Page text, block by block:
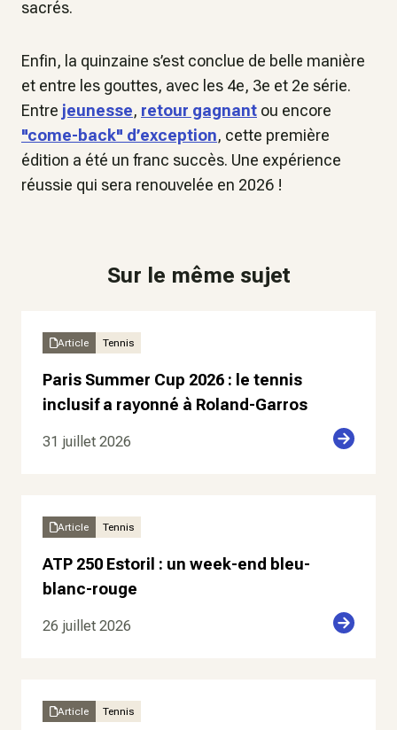
sacrés.
Enfin, la quinzaine s’est conclue de belle manière
et entre les gouttes, avec les 4e, 3e et 2e série.
Entre jeunesse, retour gagnant ou encore
"come-back" d’exception, cette première
édition a été un franc succès. Une expérience
réussie qui sera renouvelée en 2026 !
Sur le même sujet
Article Tennis
Paris Summer Cup 2026 : le tennis
inclusif a rayonné à Roland-Garros
31 juillet 2026
Article Tennis
ATP 250 Estoril : un week-end bleu-
blanc-rouge
26 juillet 2026
Article Tennis